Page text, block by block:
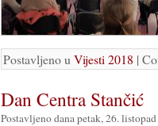
Postavljeno u Vijesti 2018 |
Dan Centra Stančić
Postavljeno dana petak, 26.